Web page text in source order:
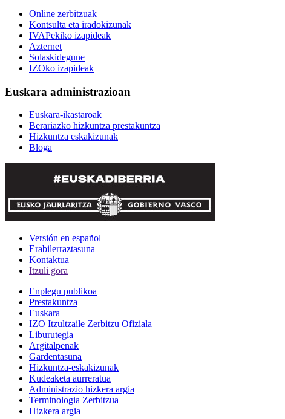
Online zerbitzuak
Kontsulta eta iradokizunak
IVAPekiko izapideak
Azternet
Solaskidegune
IZOko izapideak
Euskara administrazioan
Euskara-ikastaroak
Berariazko hizkuntza prestakuntza
Hizkuntza eskakizunak
Bloga
Versión en español
Erabilerraztasuna
Kontaktua
Itzuli gora
Enplegu publikoa
Prestakuntza
Euskara
IZO Itzultzaile Zerbitzu Ofiziala
Liburutegia
Argitalpenak
Gardentasuna
Hizkuntza-eskakizunak
Kudeaketa aurreratua
Administrazio hizkera argia
Terminologia Zerbitzua
Hizkera argia